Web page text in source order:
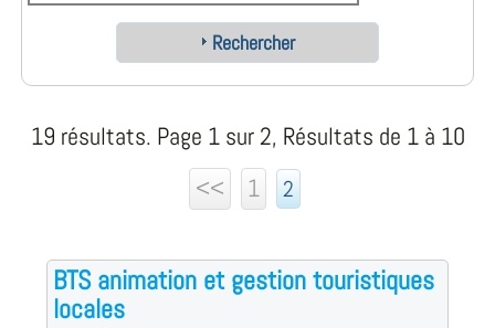
Rechercher
19 résultats. Page 1 sur 2, Résultats de 1 à 10
<<
1 2
BTS animation et gestion touristiques
locales